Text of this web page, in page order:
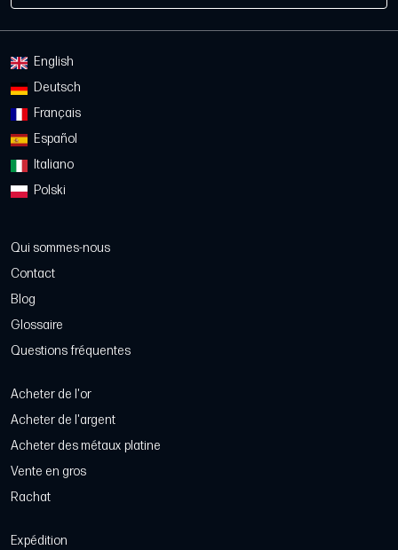
English
Deutsch
Français
Español
Italiano
Polski
Qui sommes-nous
Contact
Blog
Glossaire
Questions fréquentes
Acheter de l'or
Acheter de l'argent
Acheter des métaux platine
Vente en gros
Rachat
Expédition